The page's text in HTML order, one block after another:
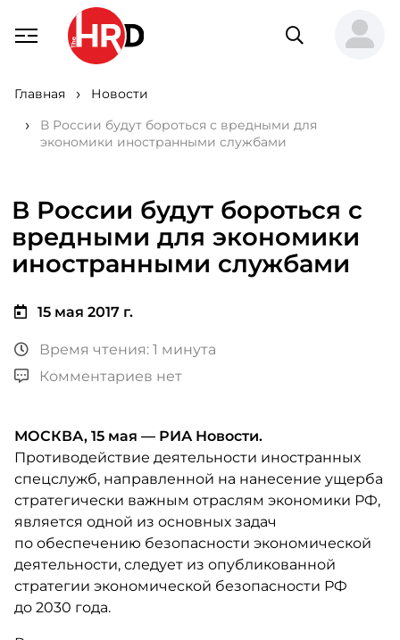
Главная
Новости
В России будут бороться с вредными для
экономики иностранными службами
В России будут бороться с
вредными для экономики
иностранными службами
15 мая 2017 г.
Время чтения: 1 минута
Комментариев нет
МОСКВА, 15 мая — РИА Новости.
Противодействие деятельности иностранных
спецслужб, направленной на нанесение ущерба
стратегически важным отраслям экономики РФ,
является одной из основных задач
по обеспечению безопасности экономической
деятельности, следует из опубликованной
стратегии экономической безопасности РФ
до 2030 года.